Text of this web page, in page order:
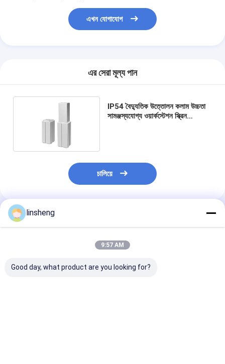
এখন যোগাযোগ
এর সেরা মূল্য পান
IP54 বৈদ্যুতিক উত্তোলন কলাম উচ্চতা
সামঞ্জস্যযোগ্য ওয়ার্কস্টেশন স্ক্রিন
চালিয়ে
প্রস্তাবিত পণ্য
linsheng
9:57 AM
Good day, what product are you looking for?